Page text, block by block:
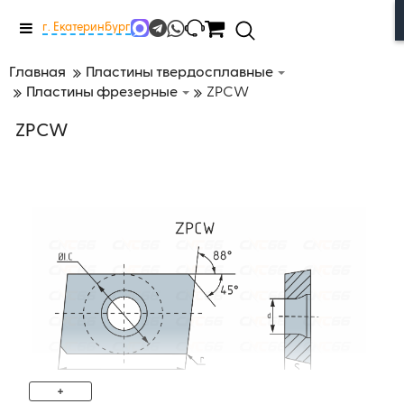
Меню
г. Екатеринбург
Главная
Пластины твердосплавные
Пластины фрезерные
ZPCW
ZPCW
+